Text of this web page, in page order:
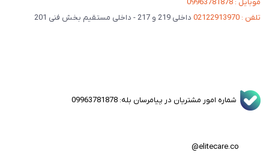
موبایل : 09963781878
تلفن : 02122913970
داخلی 219 و 217 - داخلی مستقیم بخش فنی 201
شماره امور مشتریان در پیامرسان بله: 09963781878